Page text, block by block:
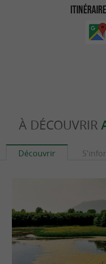
À DÉCOUVRIR
Découvrir